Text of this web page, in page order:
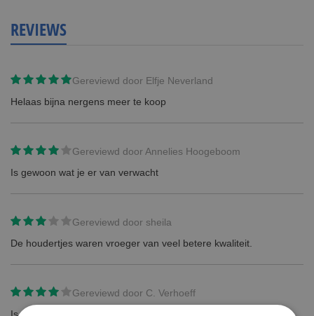
REVIEWS
Gereviewd door Elfje Neverland
Helaas bijna nergens meer te koop
Gereviewd door Annelies Hoogeboom
Is gewoon wat je er van verwacht
Gereviewd door sheila
De houdertjes waren vroeger van veel betere kwaliteit.
Gereviewd door C. Verhoeff
Is precies zoals verwacht.